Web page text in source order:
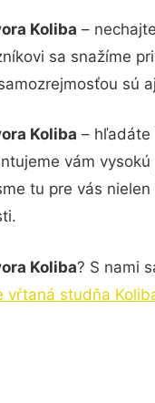
Koliba –
sa snažíme
sú
Koliba – hľadáte
vám
tu pre vás
Koliba? S nami
vŕtaná studňa